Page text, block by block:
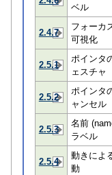
ベル
2.4.7
フォーカ
可視化
2.5.1
ポインタ
ェスチャ
2.5.2
ポインタ
ャンセル
2.5.3
名前
ラベル
2.5.4
動きによ
動